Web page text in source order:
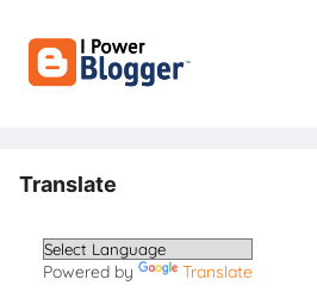
Translate
Powered by Translate